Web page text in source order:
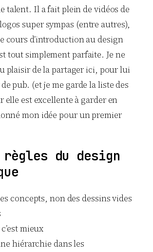
talent. Il a fait plein de vidéos de
super sympas (entre autres),
cours d’introduction au design
tout simplement parfaite. Je ne
plaisir de la partager ici, pour lui
pub. (et je me garde la liste des
elle est excellente à garder en
mon idée pour un premier
du design
concepts, non des dessins vides
mieux
hiérarchie dans les